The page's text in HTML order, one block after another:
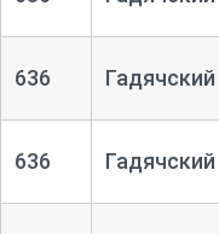
636 Гадячский
636 Гадячский